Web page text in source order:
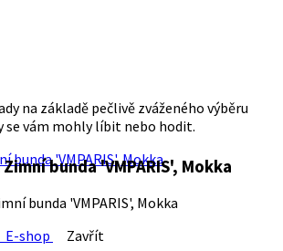
na základě pečlivě zváženého výběru
se vám mohly líbit nebo hodit.
Zimní bunda 'VMPARIS', Mokka
bunda 'VMPARIS', Mokka
E-shop Zavřít